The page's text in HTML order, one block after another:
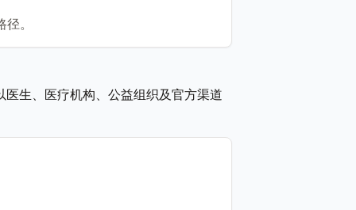
。
生、医疗机构、公益组织及官方渠道